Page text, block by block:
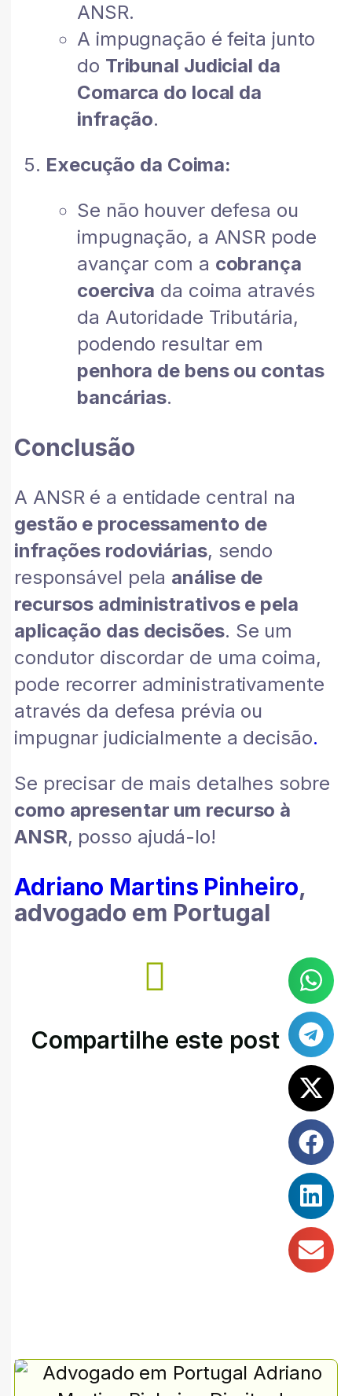
ANSR.
A impugnação é feita junto
do Tribunal Judicial da
Comarca do local da
infração.
Execução da Coima:
Se não houver defesa ou
impugnação, a ANSR pode
avançar com a cobrança
coerciva da coima através
da Autoridade Tributária,
podendo resultar em
penhora de bens ou contas
bancárias.
Conclusão
A ANSR é a entidade central na
gestão e processamento de
infrações rodoviárias, sendo
responsável pela análise de
recursos administrativos e pela
aplicação das decisões. Se um
condutor discordar de uma coima,
pode recorrer administrativamente
através da defesa prévia ou
impugnar judicialmente a decisão.
Se precisar de mais detalhes sobre
como apresentar um recurso à
ANSR, posso ajudá-lo!
Adriano Martins Pinheiro,
advogado em Portugal
Compartilhe este post